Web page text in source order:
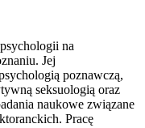
na
Jej
poznawczą,
seksuologią oraz
naukowe związane
Pracę